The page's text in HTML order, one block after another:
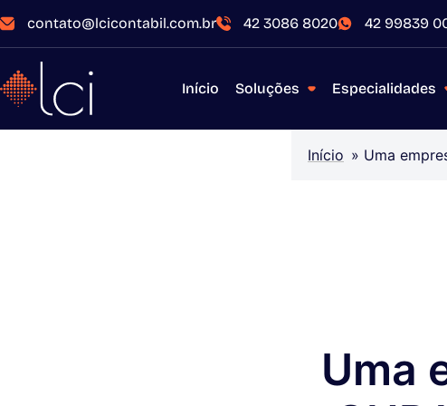
contato@lcicontabil.com.br 42 3086 8020 42 99839
Início Soluções Especialidades
Início » Uma
Uma